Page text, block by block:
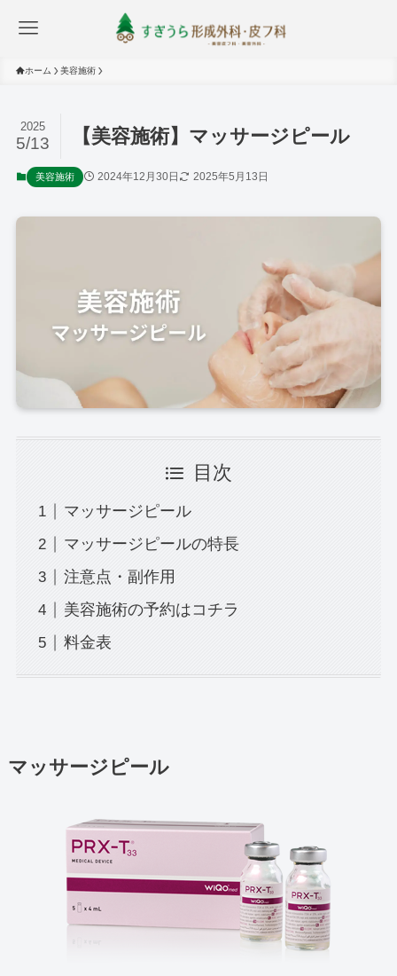
ホーム 美容施術
【美容施術】マッサージピール
2025
5/13
美容施術 2024年12月30日 2025年5月13日
目次
マッサージピール
マッサージピールの特長
注意点・副作用
美容施術の予約はコチラ
料金表
マッサージピール